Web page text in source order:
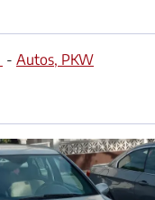
- Autos, PKW